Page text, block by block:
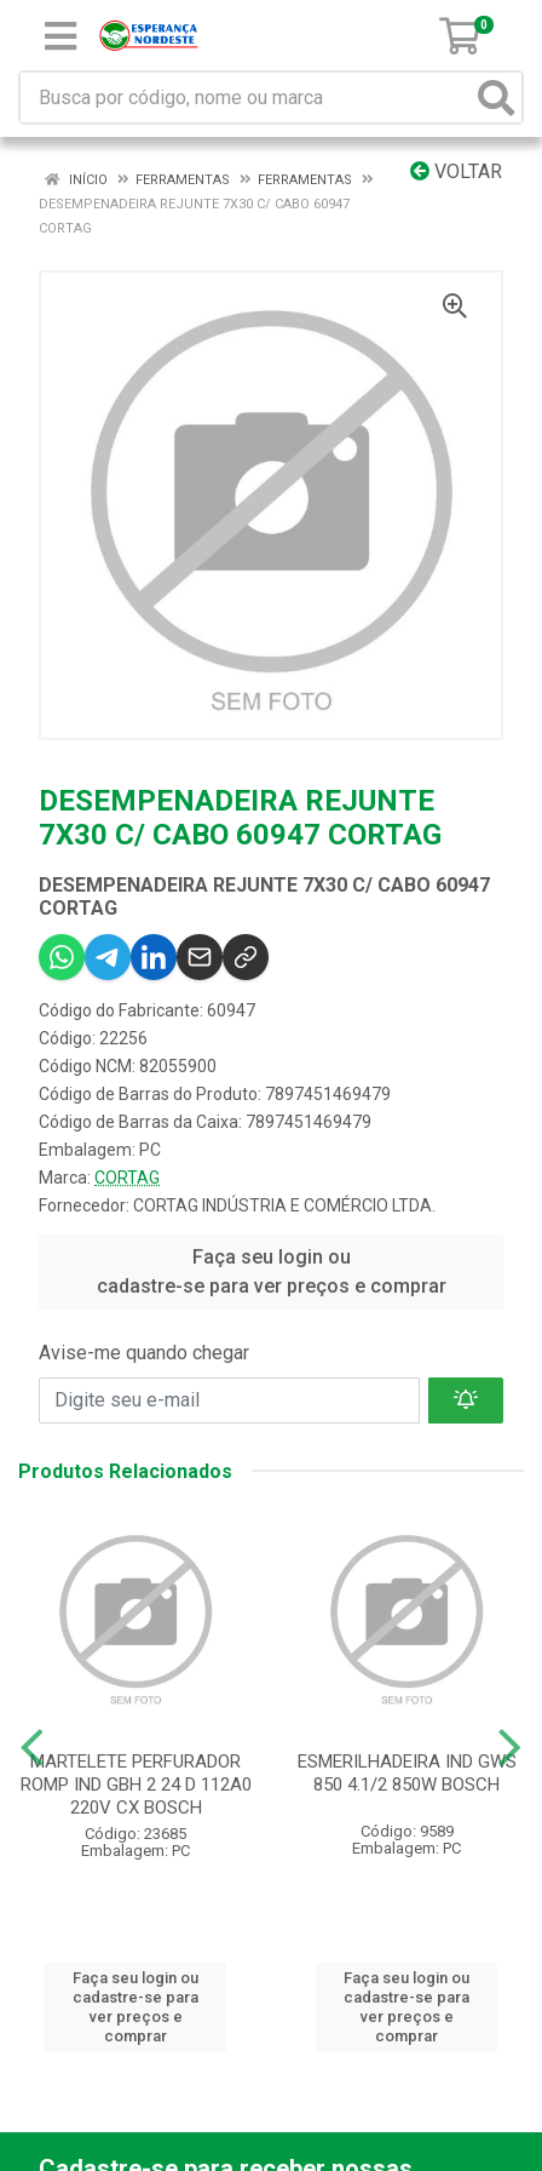
0
VOLTAR
INÍCIO FERRAMENTAS
FERRAMENTAS
DESEMPENADEIRA REJUNTE 7X30 C/ CABO 60947
CORTAG
DESEMPENADEIRA REJUNTE
7X30 C/ CABO 60947 CORTAG
DESEMPENADEIRA REJUNTE 7X30 C/ CABO 60947
CORTAG
Código do Fabricante: 60947
Código: 22256
Código NCM: 82055900
Código de Barras do Produto: 7897451469479
Código de Barras da Caixa: 7897451469479
Embalagem: PC
Marca: CORTAG
Fornecedor: CORTAG INDÚSTRIA E COMÉRCIO LTDA.
Faça seu login ou
cadastre-se para ver preços e comprar
Avise-me quando chegar
Produtos Relacionados
MARTELETE PERFURADOR
ROMP IND GBH 2 24 D 112A0
220V CX BOSCH
Código: 23685
Embalagem: PC
Faça seu login ou
cadastre-se para
ver preços e
comprar
ESMERILHADEIRA IND GWS
850 4.1/2 850W BOSCH
Código: 9589
Embalagem: PC
Faça seu login ou
cadastre-se para
ver preços e
comprar